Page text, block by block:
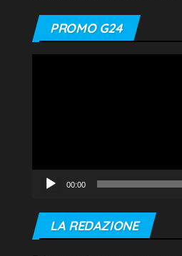
PROMO G24
00:00
LA REDAZIONE